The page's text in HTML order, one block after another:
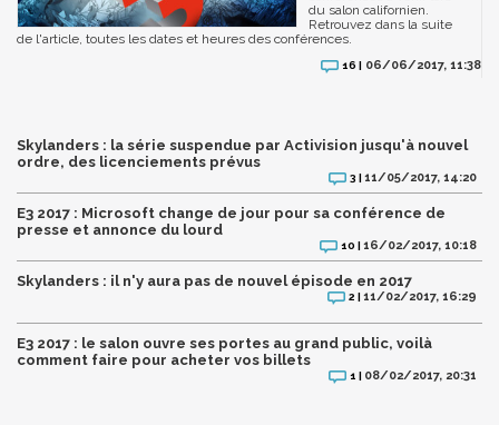
du salon californien.
Retrouvez dans la suite
de l'article, toutes les dates et heures des conférences.
16 | 06/06/2017, 11:38
Skylanders : la série suspendue par Activision jusqu'à nouvel
ordre, des licenciements prévus
3 |11/05/2017, 14:20
E3 2017 : Microsoft change de jour pour sa conférence de
presse et annonce du lourd
10 |16/02/2017, 10:18
Skylanders : il n'y aura pas de nouvel épisode en 2017
2 |11/02/2017, 16:29
E3 2017 : le salon ouvre ses portes au grand public, voilà
comment faire pour acheter vos billets
1 | 08/02/2017, 20:31